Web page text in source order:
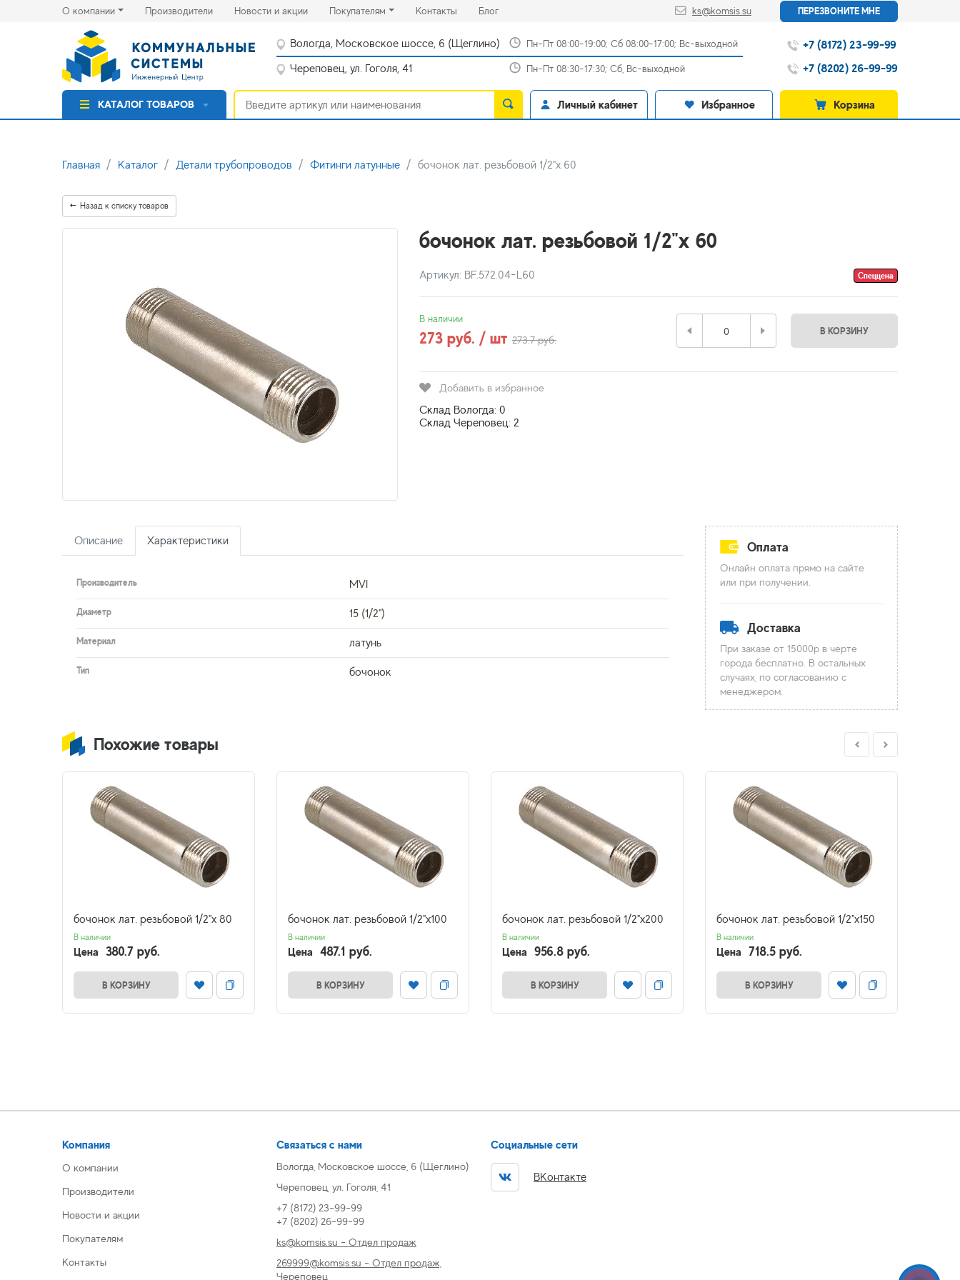
О компании Производители(current)Новости и акции(current)Покупателям Контакты(current)
Блог(current) ks@komsis.su ПЕРЕЗВОНИТЕ МНЕ
Вологда, Московское шоссе, 6 (Щеглино) Пн-Пт 08:00-19:00; Сб 08:00-17:00; Вс-выходной
Череповец, ул. Гоголя, 41 Пн-Пт 08:30-17:30; Сб, Вс-выходной
+7 (8172) 23-99-99
+7 (8202) 26-99-99
КАТАЛОГ ТОВАРОВ Личный кабинет Избранное Корзина
Главная Каталог Детали трубопроводов Фитинги латунные бочонок лат. резьбовой 1/2"х 60
Назад к списку товаров
бочонок лат. резьбовой 1/2"х 60
Артикул: BF.572.04-L60 Спеццена
В наличии
273 руб. / шт 273.7 руб.
В КОРЗИНУ
Добавить в избранное
Склад Вологда: 0
Склад Череповец: 2
Описание Характеристики
Производитель MVI
Диаметр 15 (1/2")
Материал латунь
Тип бочонок
Оплата
Онлайн оплата прямо на сайте
или при получении.
Доставка
При заказе от 15000р в черте
города бесплатно. В остальных
случаях, по согласованию с
менеджером.
Похожие товары
бочонок лат. резьбовой 1/2"х 80
В наличии
Цена 380.7 руб.
В КОРЗИНУ
бочонок лат. резьбовой 1/2"х100
В наличии
Цена 487.1 руб.
В КОРЗИНУ
бочонок лат. резьбовой 1/2"х200
В наличии
Цена 956.8 руб.
В КОРЗИНУ
бочонок лат. резьбовой 1/2"х150
В наличии
Цена 718.5 руб.
В КОРЗИНУ
Компания
О компании
Производители
Новости и акции
Покупателям
Контакты
Связаться с нами
Вологда, Московское шоссе, 6 (Щеглино)
Череповец, ул. Гоголя, 41
+7 (8172) 23-99-99
+7 (8202) 26-99-99
ks@komsis.su - Отдел продаж
269999@komsis.su - Отдел продаж,
Череповец
Социальные сети
ВКонтакте